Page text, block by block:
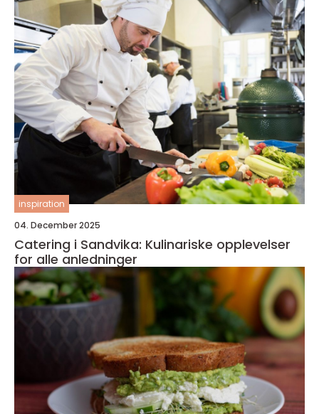
inspiration
04. December 2025
Catering i Sandvika: Kulinariske opplevelser
for alle anledninger